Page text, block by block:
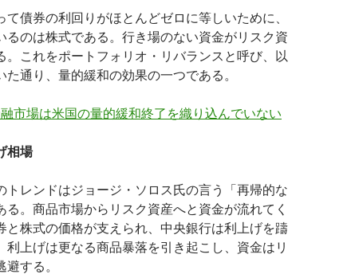
て債券の利回りがほとんどゼロに等しいために、
るのは株式である。行き場のない資金がリスク資
。これをポートフォリオ・リバランスと呼び、以
た通り、量的緩和の効果の一つである。
市場は米国の量的緩和終了を織り込んでいない
相場
トレンドはジョージ・ソロス氏の言う「再帰的な
る。商品市場からリスク資産へと資金が流れてく
と株式の価格が支えられ、中央銀行は利上げを躊
利上げは更なる商品暴落を引き起こし、資金はリ
する。